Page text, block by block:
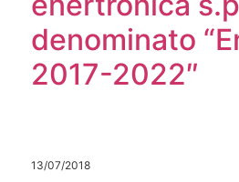
denominato
2017-2022″
13/07/2018